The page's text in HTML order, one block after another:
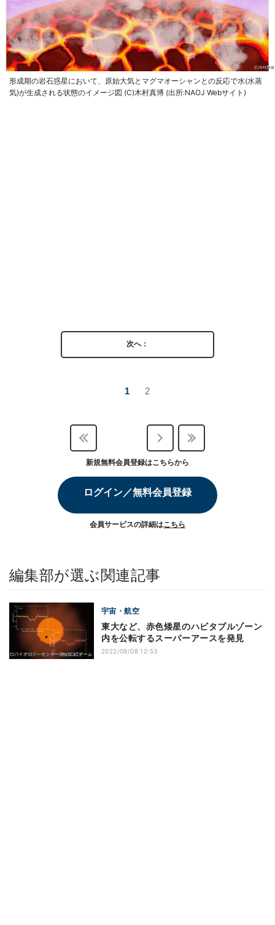
形成期の岩石惑星において、原始大気とマグマオーシャンとの反応で水(水蒸
気)が生成される状態のイメージ図 (C)木村真博 (出所:NAOJ Webサイト)
次へ：
1 2
新規無料会員登録はこちらから
ログイン／無料会員登録
会員サービスの詳細はこちら
編集部が選ぶ関連記事
宇宙・航空
東大など、赤色矮星のハビタブルゾーン
内を公転するスーパーアースを発見
2022/09/08 12:53